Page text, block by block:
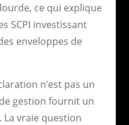
ce qui explique
SCPI investissant
enveloppes de
n’est pas un
gestion fournit un
vraie question